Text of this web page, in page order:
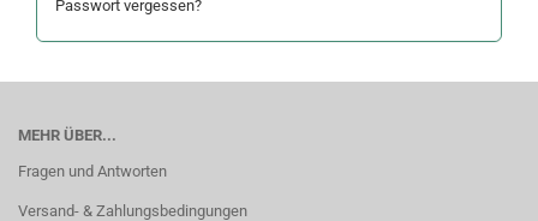
Passwort vergessen?
MEHR ÜBER...
Fragen und Antworten
Versand- & Zahlungsbedingungen